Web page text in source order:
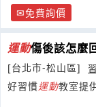
免費詢價
運動傷後該怎麼
[台北市-松山區]
好習慣運動教室提